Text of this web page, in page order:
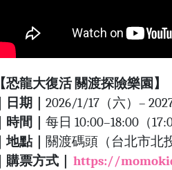
【恐龍大復活 關渡探險樂園】
｜日期｜ 2026/1/17（六）–
｜時間｜ 每日 10:00–18:00（
｜地點｜ 關渡碼頭（台北市北
｜購票方式｜ https://